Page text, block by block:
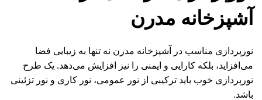
آشپزخانه مدرن
نورپردازی مناسب در آشپزخانه مدرن نه تنها به زیبایی فضا
می‌افزاید، بلکه کارایی و ایمنی را نیز افزایش می‌دهد. یک طرح
نورپردازی خوب باید ترکیبی از نور عمومی، نور کاری و نور تزئینی
باشد.